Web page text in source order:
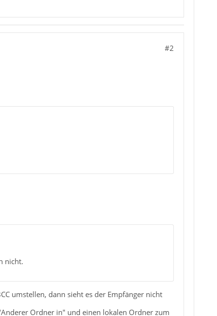
#2
nicht.
umstellen, dann sieht es der Empfänger nicht
Ordner in" und einen lokalen Ordner zum